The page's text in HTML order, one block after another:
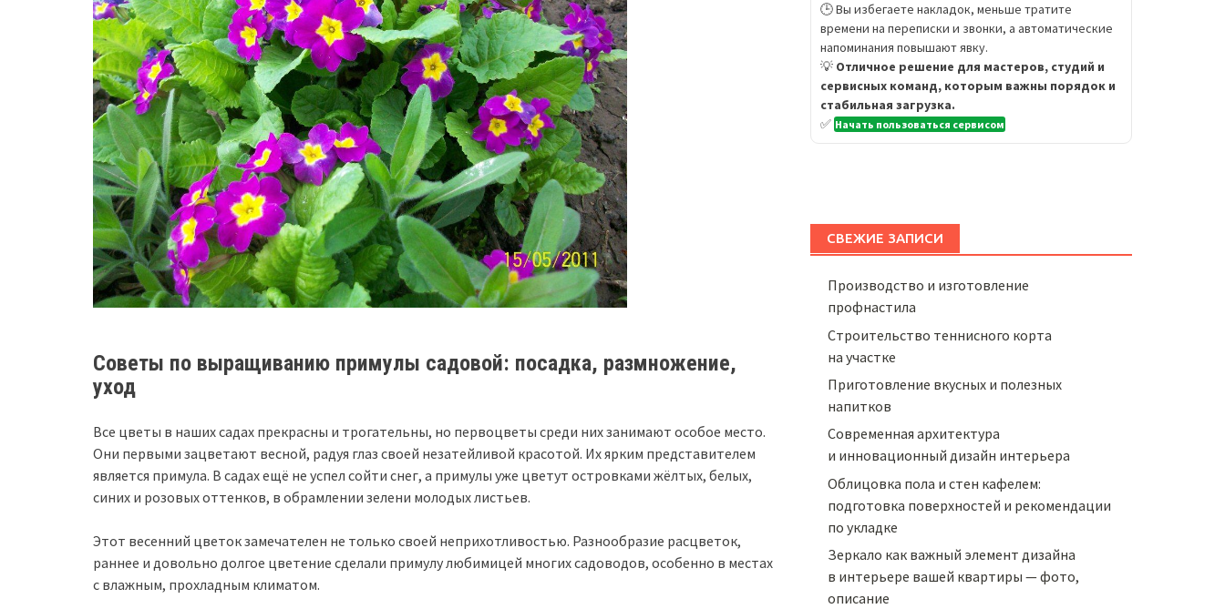
Советы по выращиванию примулы садовой: посадка, размножение,
уход
Все цветы в наших садах прекрасны и трогательны, но первоцветы среди них занимают особое место.
Они первыми зацветают весной, радуя глаз своей незатейливой красотой. Их ярким представителем
является примула. В садах ещё не успел сойти снег, а примулы уже цветут островками жёлтых, белых,
синих и розовых оттенков, в обрамлении зелени молодых листьев.
Этот весенний цветок замечателен не только своей неприхотливостью. Разнообразие расцветок,
раннее и довольно долгое цветение сделали примулу любимицей многих садоводов, особенно в местах
с влажным, прохладным климатом.
🕒 Вы избегаете накладок, меньше тратите
времени на переписки и звонки, а автоматические
напоминания повышают явку.
💡 Отличное решение для мастеров, студий и
сервисных команд, которым важны порядок и
стабильная загрузка.
✅ Начать пользоваться сервисом
СВЕЖИЕ ЗАПИСИ
Производство и изготовление
профнастила
Строительство теннисного корта
на участке
Приготовление вкусных и полезных
напитков
Cовременная архитектура
и инновационный дизайн интерьера
Облицовка пола и стен кафелем:
подготовка поверхностей и рекомендации
по укладке
Зеркало как важный элемент дизайна
в интерьере вашей квартиры — фото,
описание